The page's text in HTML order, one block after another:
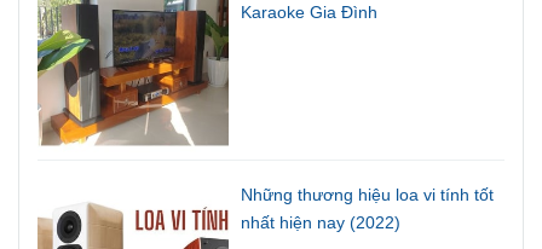
Karaoke Gia Đình
Những thương hiệu loa vi tính tốt
nhất hiện nay (2022)